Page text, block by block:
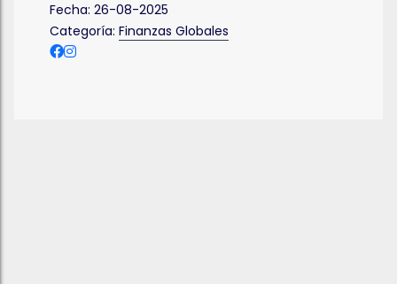
Fecha:26-08-2025
Categoría:Finanzas Globales